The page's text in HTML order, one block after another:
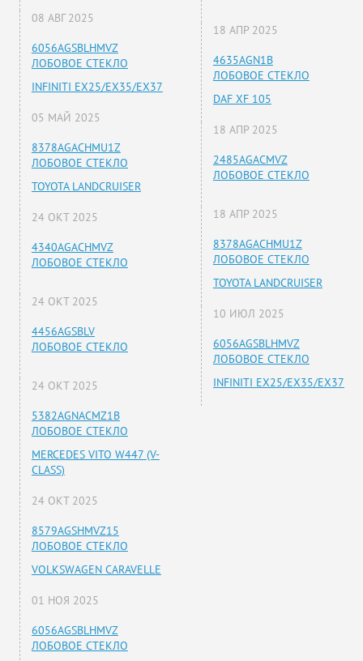
08 АВГ 2025
6056AGSBLHMVZ
ЛОБОВОЕ СТЕКЛО
INFINITI EX25/EX35/EX37
05 МАЙ 2025
8378AGACHMU1Z
ЛОБОВОЕ СТЕКЛО
TOYOTA LANDCRUISER
24 ОКТ 2025
4340AGACHMVZ
ЛОБОВОЕ СТЕКЛО
24 ОКТ 2025
4456AGSBLV
ЛОБОВОЕ СТЕКЛО
24 ОКТ 2025
5382AGNACMZ1B
ЛОБОВОЕ СТЕКЛО
MERCEDES VITO W447 (V-
CLASS)
24 ОКТ 2025
8579AGSHMVZ15
ЛОБОВОЕ СТЕКЛО
VOLKSWAGEN CARAVELLE
01 НОЯ 2025
6056AGSBLHMVZ
ЛОБОВОЕ СТЕКЛО
18 АПР 2025
4635AGN1B
ЛОБОВОЕ СТЕКЛО
DAF XF 105
18 АПР 2025
2485AGACMVZ
ЛОБОВОЕ СТЕКЛО
18 АПР 2025
8378AGACHMU1Z
ЛОБОВОЕ СТЕКЛО
TOYOTA LANDCRUISER
10 ИЮЛ 2025
6056AGSBLHMVZ
ЛОБОВОЕ СТЕКЛО
INFINITI EX25/EX35/EX37